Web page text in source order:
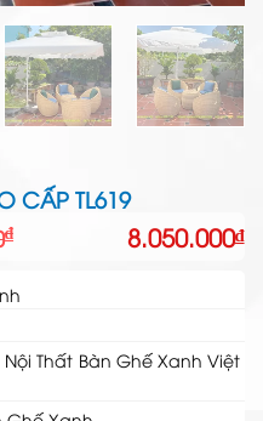
CẤP TL619
₫ 8.050.000₫
Thất Bàn Ghế Xanh Việt